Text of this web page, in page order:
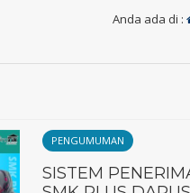
Anda ada di :
PENGUMUMAN
SISTEM